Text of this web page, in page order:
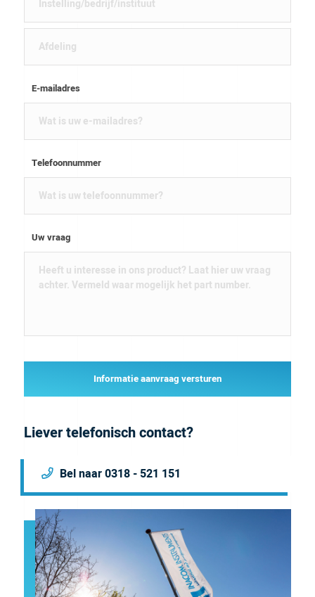
E-mailadres
Telefoonnummer
Uw vraag
Informatie aanvraag versturen
Liever telefonisch contact?
Bel naar 0318 - 521 151